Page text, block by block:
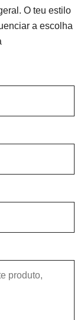
O teu estilo
a escolha